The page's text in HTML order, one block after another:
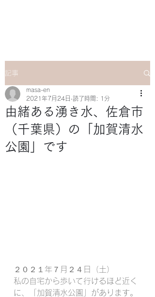
記事
由緒ある湧き水、佐倉市
（千葉県）の「加賀清水
公園」です
masa-en
2021年7月24日 読了時間: 1分
２０２１年７月２４日（土）
私の自宅から歩いて行けるほど近く
に、「加賀清水公園」があります。